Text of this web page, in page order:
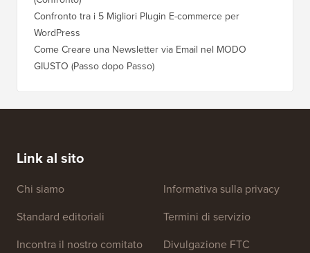
Confronto tra i 5 Migliori Plugin E-commerce per
WordPress
Come Creare una Newsletter via Email nel MODO
GIUSTO (Passo dopo Passo)
Link al sito
Chi siamo
Standard editoriali
Incontra il nostro comitato
Informativa sulla privacy
Termini di servizio
Divulgazione FTC